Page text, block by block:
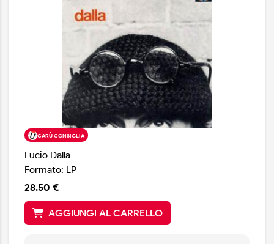
CARÙ CONSIGLIA
Lucio Dalla
Formato: LP
28.50 €
AGGIUNGI AL CARRELLO